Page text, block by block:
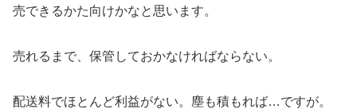
売できるかた向けかなと思います。
売れるまで、保管しておかなければならない。
配送料でほとんど利益がない。塵も積もれば…ですが。